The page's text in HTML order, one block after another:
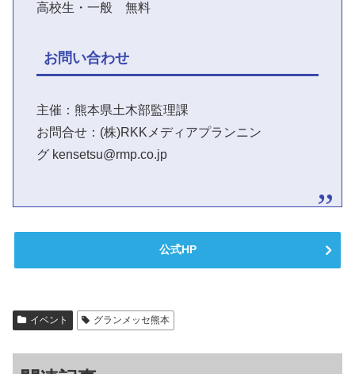
高校生・一般 無料
お問い合わせ
主催：熊本県土木部監理課
お問合せ：(株)RKKメディアプランニン
グ kensetsu@rmp.co.jp
公式HP
イベント グランメッセ熊本